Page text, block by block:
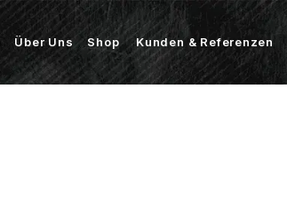
Über Uns Shop Kunden & Referenzen